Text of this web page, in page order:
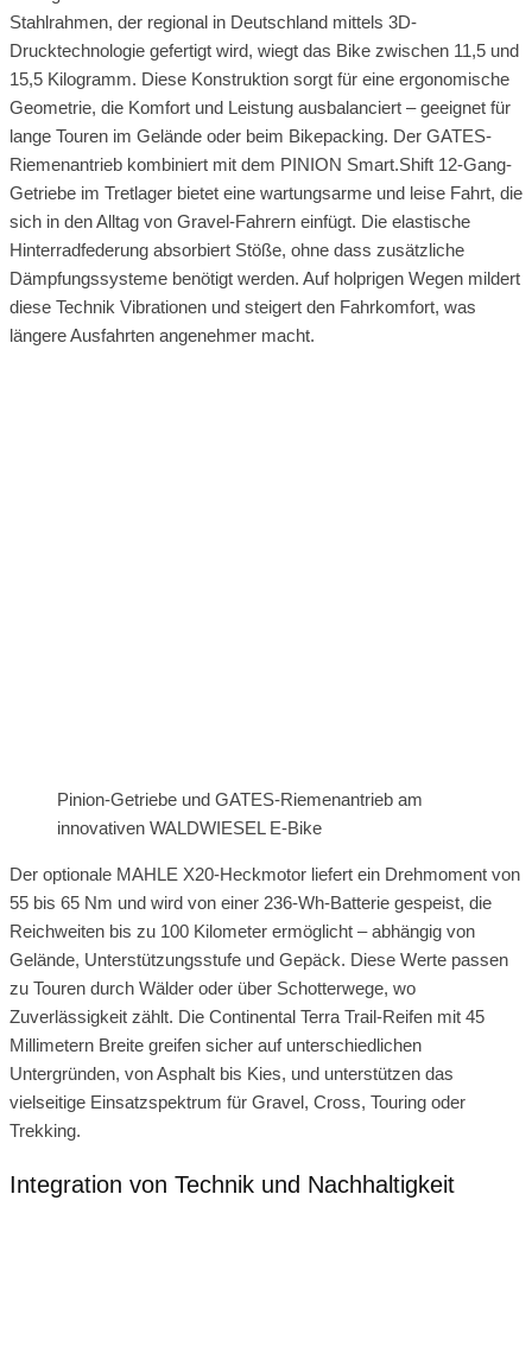
Stahlrahmen, der regional in Deutschland mittels 3D-
Drucktechnologie gefertigt wird, wiegt das Bike zwischen 11,5 und
15,5 Kilogramm. Diese Konstruktion sorgt für eine ergonomische
Geometrie, die Komfort und Leistung ausbalanciert – geeignet für
lange Touren im Gelände oder beim Bikepacking. Der GATES-
Riemenantrieb kombiniert mit dem PINION Smart.Shift 12-Gang-
Getriebe im Tretlager bietet eine wartungsarme und leise Fahrt, die
sich in den Alltag von Gravel-Fahrern einfügt. Die elastische
Hinterradfederung absorbiert Stöße, ohne dass zusätzliche
Dämpfungssysteme benötigt werden. Auf holprigen Wegen mildert
diese Technik Vibrationen und steigert den Fahrkomfort, was
längere Ausfahrten angenehmer macht.
Pinion-Getriebe und GATES-Riemenantrieb am
innovativen WALDWIESEL E-Bike
Der optionale MAHLE X20-Heckmotor liefert ein Drehmoment von
55 bis 65 Nm und wird von einer 236-Wh-Batterie gespeist, die
Reichweiten bis zu 100 Kilometer ermöglicht – abhängig von
Gelände, Unterstützungsstufe und Gepäck. Diese Werte passen
zu Touren durch Wälder oder über Schotterwege, wo
Zuverlässigkeit zählt. Die Continental Terra Trail-Reifen mit 45
Millimetern Breite greifen sicher auf unterschiedlichen
Untergründen, von Asphalt bis Kies, und unterstützen das
vielseitige Einsatzspektrum für Gravel, Cross, Touring oder
Trekking.
Integration von Technik und Nachhaltigkeit